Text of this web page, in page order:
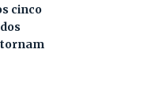
cinco